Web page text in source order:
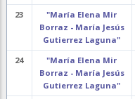
23
"María Elena Mir
Borraz - María Jesús
Gutierrez Laguna"
24
"María Elena Mir
Borraz - María Jesús
Gutierrez Laguna"